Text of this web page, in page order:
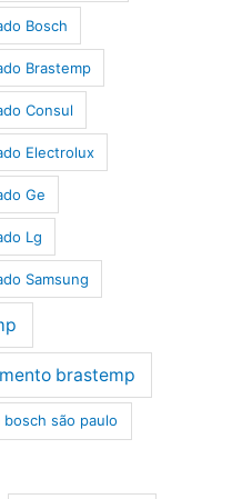
Bosch
Brastemp
Consul
Electrolux
Ge
Lg
Samsung
brastemp
são paulo